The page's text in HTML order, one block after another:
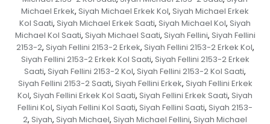
Michael Erkek, Siyah Michael Erkek Kol, Siyah Michael Erkek
Kol Saati, Siyah Michael Erkek Saati, Siyah Michael Kol, Siyah
Michael Kol Saati, Siyah Michael Saati, Siyah Fellini, Siyah Fellini
2153-2, Siyah Fellini 2153-2 Erkek, Siyah Fellini 2153-2 Erkek Kol,
Siyah Fellini 2153-2 Erkek Kol Saati, Siyah Fellini 2153-2 Erkek
Saati, Siyah Fellini 2153-2 Kol, Siyah Fellini 2153-2 Kol Saati,
Siyah Fellini 2153-2 Saati, Siyah Fellini Erkek, Siyah Fellini Erkek
Kol, Siyah Fellini Erkek Kol Saati, Siyah Fellini Erkek Saati, Siyah
Fellini Kol, Siyah Fellini Kol Saati, Siyah Fellini Saati, Siyah 2153-
2, Siyah, Siyah Michael, Siyah Michael Fellini, Siyah Michael